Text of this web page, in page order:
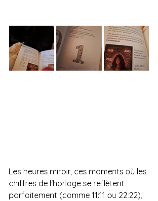
Les heures miroir, ces moments où les
chiffres de l'horloge se reflètent
parfaitement (comme 11:11 ou 22:22),